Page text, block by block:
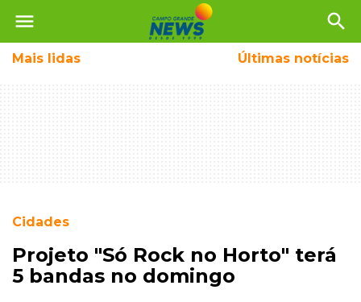
menu search
Mais lidas Últimas notícias
Cidades
Projeto "Só Rock no Horto" terá
5 bandas no domingo